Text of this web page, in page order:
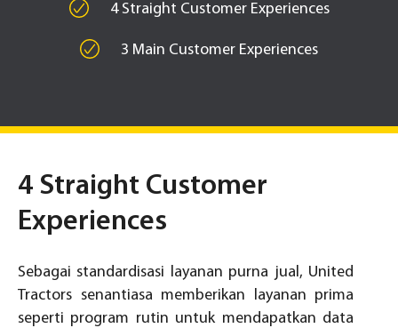
4 Straight Customer Experiences
3 Main Customer Experiences
4 Straight Customer
Experiences
Sebagai standardisasi layanan purna jual, United
Tractors senantiasa memberikan layanan prima
seperti program rutin untuk mendapatkan data